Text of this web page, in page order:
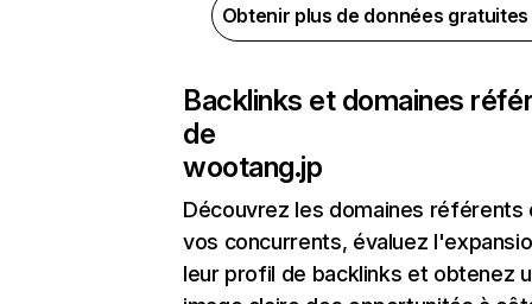
Obtenir plus de données
Backlinks et domaines
de
wootang.jp
Découvrez les domaines référents
vos concurrents, évaluez
leur profil de backlinks et obtenez